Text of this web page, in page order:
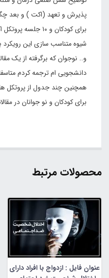
پذیرش و تعهد (اکت ) و بعد
برای کودکان و ۱۰
شیوه متناسب سازی این
و.. نوجوان که برگرفته از یک
دانشجویی ام ترجمه کردم
همچنین چند جدول از پروتکل
برای کودکان و نو جوانان در
محصولات مرتبط
عنوان فایل : ازدواج با افراد دارای